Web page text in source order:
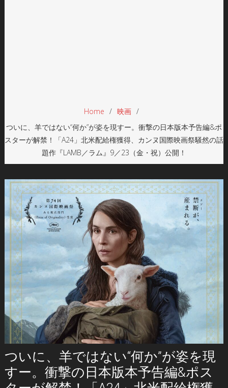
Home
映画
ついに、羊ではない“何か”が姿を現すー。衝撃の日本版本予告編&ポ
スターが解禁！「A24」北米配給権獲得、カンヌ国際映画祭騒然の話
題作『LAMB／ラム』9／23（金・祝）公開！
ついに、羊ではない“何か”が姿を現
すー。衝撃の日本版本予告編&ポス